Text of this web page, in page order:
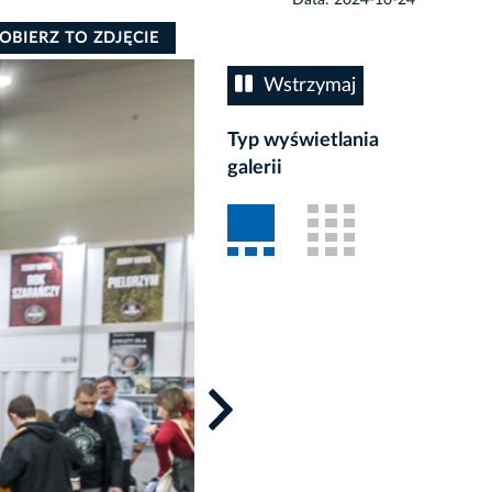
Wstrzymaj
Typ wyświetlania
galerii
TO ZDJĘCIE